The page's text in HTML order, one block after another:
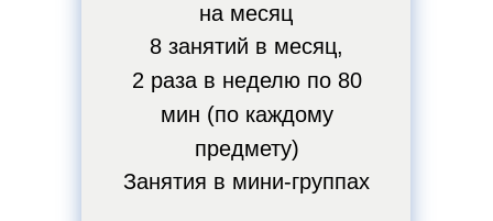
на месяц
8 занятий в месяц,
2 раза в неделю по 80
мин (по каждому
предмету)
Занятия в мини-группах